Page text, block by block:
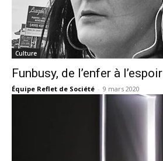
Culture
Funbusy, de l’enfer à l’espoir
Équipe Reflet de Société - 9 mars 2020